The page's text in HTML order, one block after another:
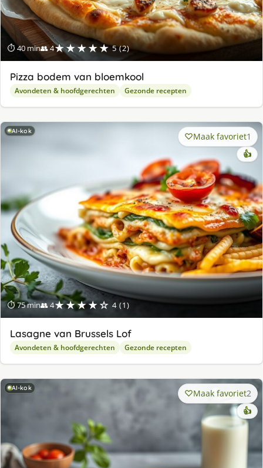
⏱ 40 min👥 4★★★★★ 5 (2)
Pizza bodem van bloemkool
Avondeten & hoofdgerechten Gezonde recepten
AI-kok
⏱ 75 min👥 4★★★★☆ 4 (1)
Maak favoriet1
👍
Lasagne van Brussels Lof
Avondeten & hoofdgerechten Gezonde recepten
AI-kok Maak favoriet2
👍